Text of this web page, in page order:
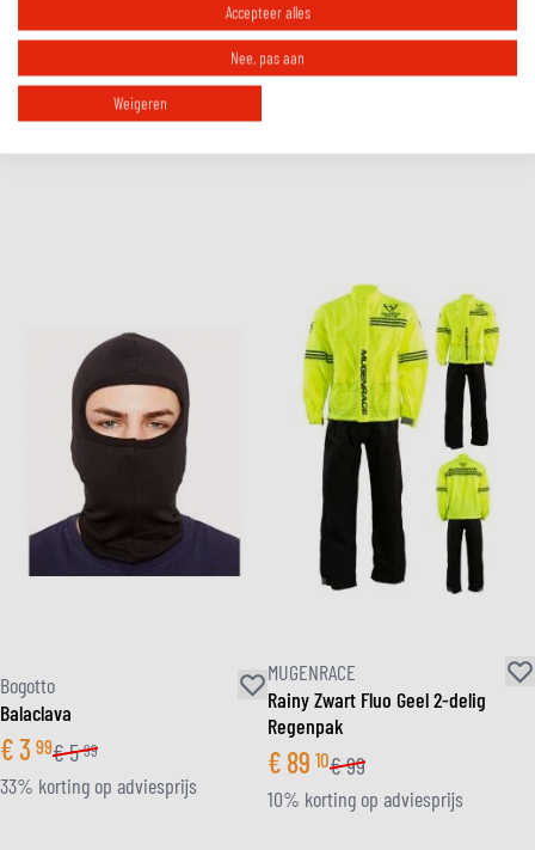
Check out our collection
Bogotto
Balaclava
€3 99€5 99
33% korting op adviesprijs
MUGENRACE
Rainy Zwart Fluo Geel 2-delig
Regenpak
€ 89 10€99
10% korting op adviesprijs
Accepteer alles
Nee, pas aan
Weigeren